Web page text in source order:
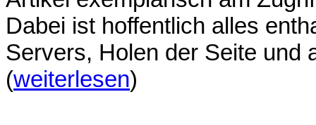
Dabei ist hoffentlich alles
Servers, Holen der Seite und
(weiterlesen)